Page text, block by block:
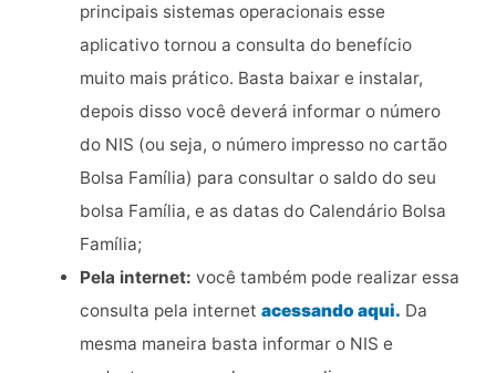
principais sistemas operacionais esse
aplicativo tornou a consulta do benefício
muito mais prático. Basta baixar e instalar,
depois disso você deverá informar o número
do NIS (ou seja, o número impresso no cartão
Bolsa Família) para consultar o saldo do seu
bolsa Família, e as datas do Calendário Bolsa
Família;
Pela internet: você também pode realizar essa
consulta pela internet acessando aqui. Da
mesma maneira basta informar o NIS e